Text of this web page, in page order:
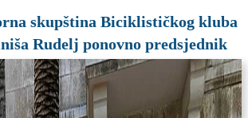
skupština Biciklističkog kluba
Rudelj ponovno predsjednik